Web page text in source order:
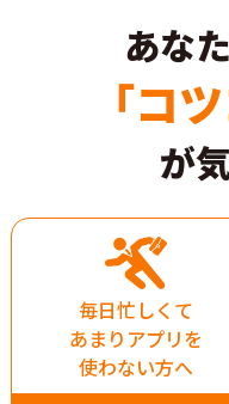
あな
「コ
が
毎日忙しくて
あまりアプリを
使わない方へ